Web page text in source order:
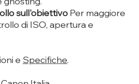
sull'obiettivo Per maggiore
di ISO, apertura e
e Specifiche.